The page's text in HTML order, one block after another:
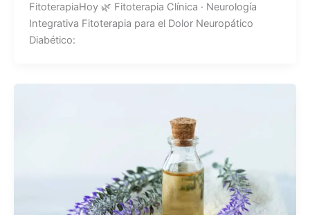
FitoterapiaHoy 🌿 Fitoterapia Clínica · Neurología
Integrativa Fitoterapia para el Dolor Neuropático
Diabético: